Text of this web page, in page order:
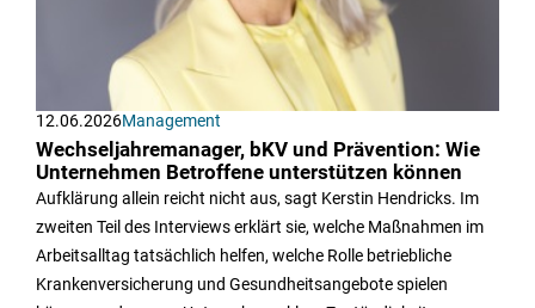
12.06.2026Management
Wechseljahremanager, bKV und Prävention: Wie
Unternehmen Betroffene unterstützen können
Aufklärung allein reicht nicht aus, sagt Kerstin Hendricks. Im
zweiten Teil des Interviews erklärt sie, welche Maßnahmen im
Arbeitsalltag tatsächlich helfen, welche Rolle betriebliche
Krankenversicherung und Gesundheitsangebote spielen